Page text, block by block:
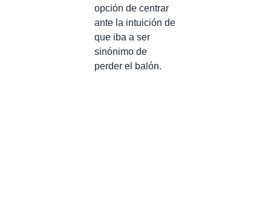
opción de centrar
ante la intuición de
que iba a ser
sinónimo de
perder el balón.